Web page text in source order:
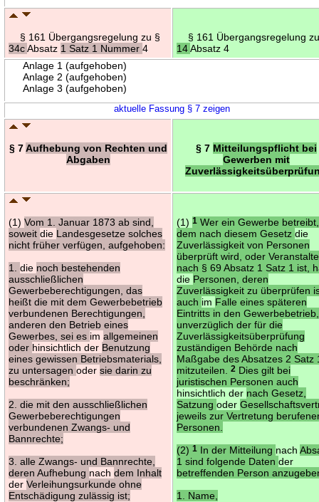
§ 161 Übergangsregelung zu §
34cAbsatz 1 Satz 1 Nummer4
§ 161 Übergangsregelung
14Absatz 4
Anlage 1 (aufgehoben)
Anlage 2 (aufgehoben)
Anlage 3 (aufgehoben)
aktuelle Fassung § 7 zeigen
§ 7Aufhebung von Rechten und
Abgaben
§ 7 Mitteilungspflicht bei
Gewerben mit
(1)Vom 1. Januar 1873 ab sind,
soweitdie Landesgesetze solches
nicht früher verfügen, aufgehoben:
1.die noch bestehenden
ausschließlichen
Gewerbeberechtigungen, das
heißt die mit dem Gewerbebetrieb
verbundenen Berechtigungen,
anderen den Betrieb eines
Gewerbes, sei es imallgemeinen
oder hinsichtlich der Benutzung
eines gewissen Betriebsmaterials,
zu untersagenodersie darin zu
beschränken;
2. die mit den ausschließlichen
Gewerbeberechtigungen
verbundenen Zwangs- und
Bannrechte;
3. alle Zwangs- und Bannrechte,
deren Aufhebung nachdem Inhalt
derVerleihungsurkunde ohne
Entschädigung zulässig ist;
(1)1 Wer ein Gewerbe
dem nach diesem Gesetzdie
Zuverlässigkeit von Personen
überprüft wird, oder
nach § 69 Absatz 1 Satz 1 ist,
die Personen, deren
Zuverlässigkeit zu überprüfen
auch im Falle eines späteren
Eintritts in den Gewerbebetrieb,
unverzüglich der für die
Zuverlässigkeitsüberprüfung
zuständigen Behörde nach
Maßgabe des Absatzes 2 Satz
mitzuteilen.2 Dies gilt bei
juristischen Personen auch
hinsichtlich der nach Gesetz,
Satzungoder
jeweils zur Vertretung
Personen.
(2)1 In der Mitteilung nach
1 sind folgende Datender
betreffenden Person
1. Name,